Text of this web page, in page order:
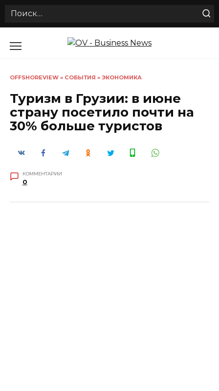
Search
OFFSHOREVIEW » СОБЫТИЯ » ЭКОНОМИКА
Туризм в Грузии: в июне
страну посетило почти на
30% больше туристов
КОММЕНТАРИИ
0